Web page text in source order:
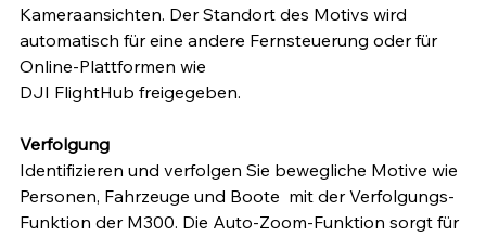
Kameraansichten. Der Standort des Motivs wird
automatisch für eine andere Fernsteuerung oder für
Online-Plattformen wie
DJI FlightHub freigegeben.
Verfolgung
Identifizieren und verfolgen Sie bewegliche Motive wie
Personen, Fahrzeuge und Boote  mit der Verfolgungs-
Funktion der M300. Die Auto-Zoom-Funktion sorgt für